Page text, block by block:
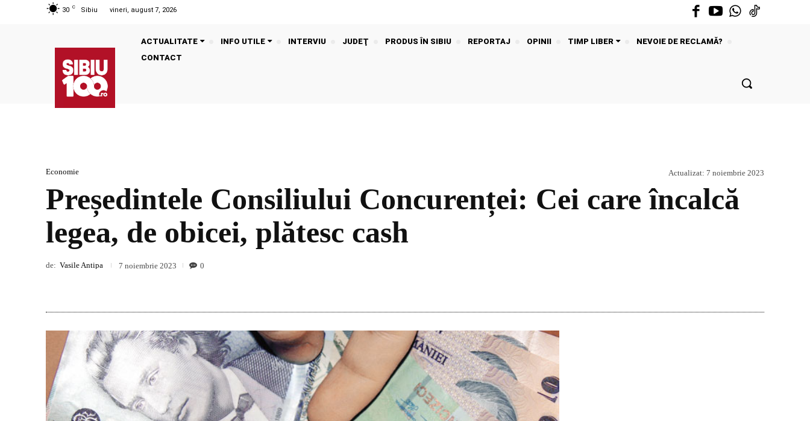
30 C Sibiu vineri, august 7, 2026
ACTUALITATE INFO UTILE INTERVIU JUDEŢ PRODUS ÎN SIBIU REPORTAJ OPINII TIMP LIBER
NEVOIE DE RECLAMĂ?
CONTACT
Economie Actualizat: 7 noiembrie 2023
Președintele Consiliului Concurenței: Cei care încalcă
legea, de obicei, plătesc cash
de: Vasile Antipa 7 noiembrie 2023 0